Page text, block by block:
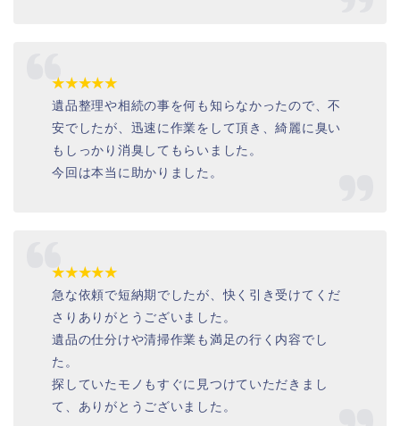
★★★★★
遺品整理や相続の事を何も知らなかったので、不
安でしたが、迅速に作業をして頂き、綺麗に臭い
もしっかり消臭してもらいました。
今回は本当に助かりました。
★★★★★
急な依頼で短納期でしたが、快く引き受けてくだ
さりありがとうございました。
遺品の仕分けや清掃作業も満足の行く内容でし
た。
探していたモノもすぐに見つけていただきまし
て、ありがとうございました。